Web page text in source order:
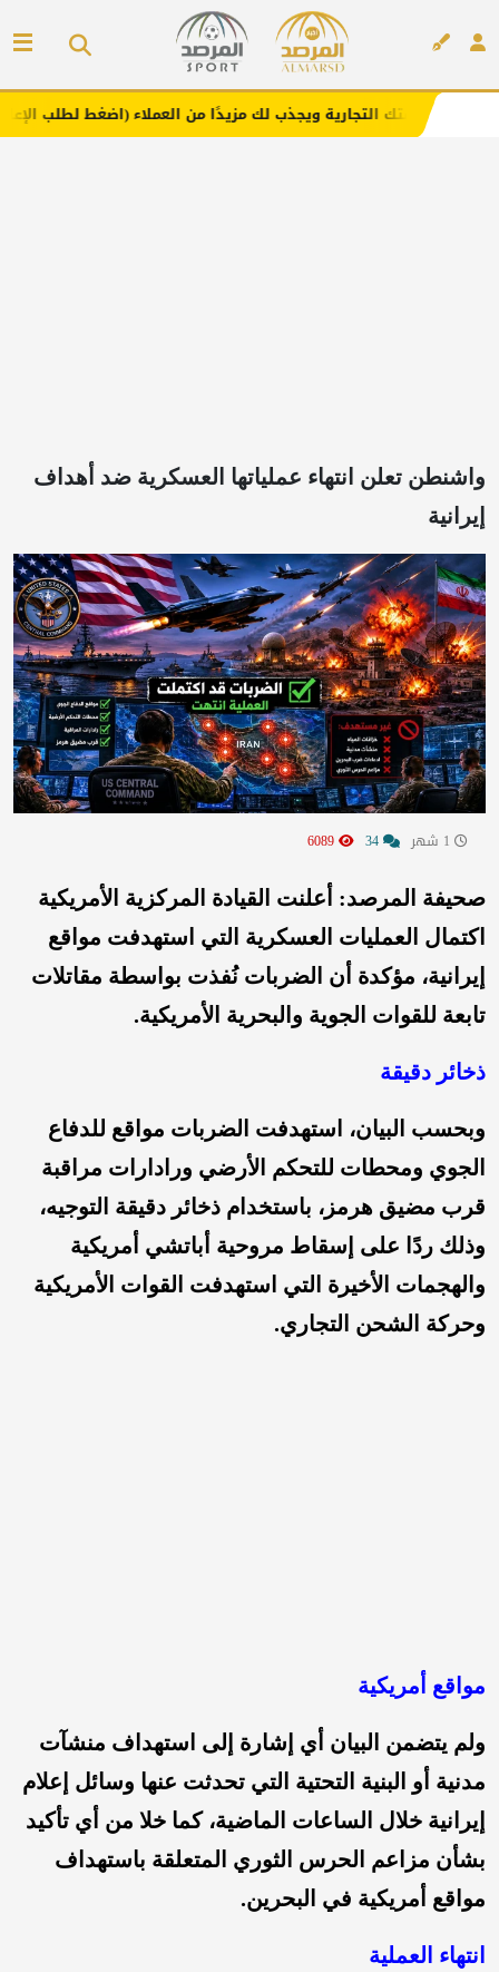
ويجذب لك مزيدًا من العملاء (اضغط لطلب الإعلان)
واشنطن تعلن انتهاء عملياتها العسكرية ضد أهداف
إيرانية
صحيفة المرصد: أعلنت القيادة المركزية الأمريكية
اكتمال العمليات العسكرية التي استهدفت مواقع
إيرانية، مؤكدة أن الضربات نُفذت بواسطة مقاتلات
تابعة للقوات الجوية والبحرية الأمريكية.
ذخائر دقيقة
وبحسب البيان، استهدفت الضربات مواقع للدفاع
الجوي ومحطات للتحكم الأرضي ورادارات مراقبة
قرب مضيق هرمز، باستخدام ذخائر دقيقة التوجيه،
وذلك ردًا على إسقاط مروحية أباتشي أمريكية
والهجمات الأخيرة التي استهدفت القوات الأمريكية
وحركة الشحن التجاري.
مواقع أمريكية
ولم يتضمن البيان أي إشارة إلى استهداف منشآت
مدنية أو البنية التحتية التي تحدثت عنها وسائل إعلام
إيرانية خلال الساعات الماضية، كما خلا من أي تأكيد
بشأن مزاعم الحرس الثوري المتعلقة باستهداف
مواقع أمريكية في البحرين.
انتهاء العملية